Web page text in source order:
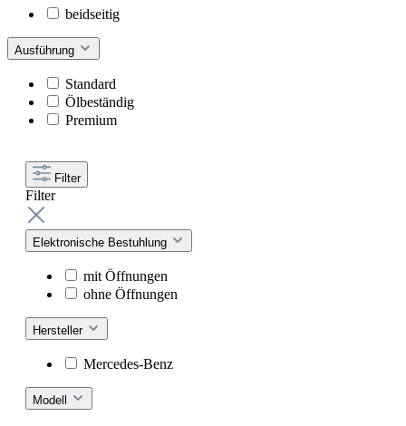
beidseitig
Ausführung
Standard
Ölbeständig
Premium
Filter
Filter
Elektronische Bestuhlung
mit Öffnungen
ohne Öffnungen
Hersteller
Mercedes-Benz
Modell